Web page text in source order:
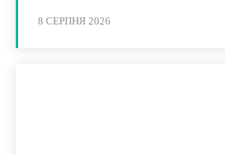
8 СЕРПНЯ 2026